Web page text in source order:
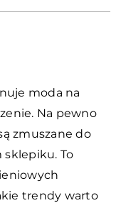
moda na
Na pewno
zmuszane do
To
trendy warto